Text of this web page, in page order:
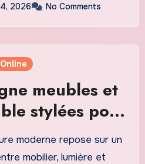
2026 No Comments
Online
meubles et
stylées pour
élégante
moderne repose sur un
mobilier, lumière et